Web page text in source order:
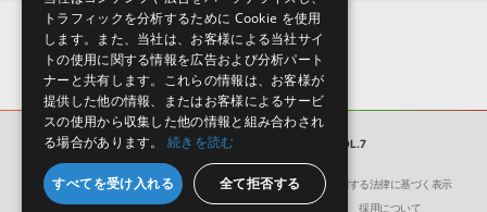
★2
★1
レビューをもっと見る »
への表示にも対応しておりません。
4GBを超えるデータに関するご注意：FAT32でフォーマットされた
HDDには、1ファイル4GBを超えるデータを格納することができま
せん。データ容量が4GBを超えるダウンロード製品をご購入いただ
きます際には、NTFSやHFS＋でフォーマットされたHDDをご用意
いただく必要がございます。
製品の購入手続き完了後、受注確認メールとシリアルナンバーをお
知らせするメールの2通が送信されます。メールに記載されており
【Loopmasters】計57ブランドのサンプルパックが30%OFF！サ
マーセール！
DABRO MUSIC 製品一覧
サンプルパック BASS HOUSE VOL.7
会社概要 環境保護（CSR）への取り組み
特定商取引に関する法律に基づく表示
サイト動作環境
利用規約 個人情報の保護について 採用について
トラフィックを分析するために Cookie を使用
します。また、当社は、お客様による当社サイ
トの使用に関する情報を広告および分析パート
ナーと共有します。これらの情報は、お客様が
提供した他の情報、またはお客様によるサービ
スの使用から収集した他の情報と組み合わされ
る場合があります。
続きを読む
すべてを受け入れる 全て拒否する